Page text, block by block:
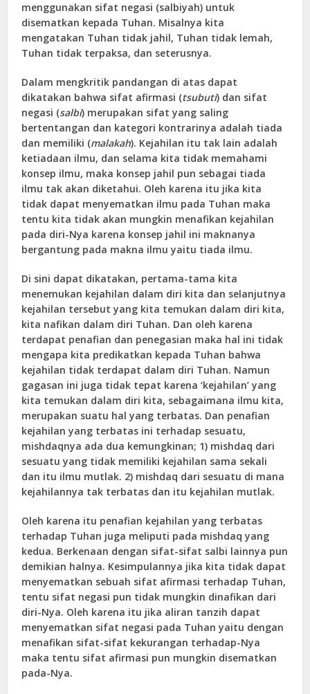
menggunakan sifat negasi (salbiyah) untuk
disematkan kepada Tuhan. Misalnya kita
mengatakan Tuhan tidak jahil, Tuhan tidak lemah,
Tuhan tidak terpaksa, dan seterusnya.
Dalam mengkritik pandangan di atas dapat
dikatakan bahwa sifat afirmasi (tsubuti) dan sifat
negasi (salbi) merupakan sifat yang saling
bertentangan dan kategori kontrarinya adalah tiada
dan memiliki (malakah). Kejahilan itu tak lain adalah
ketiadaan ilmu, dan selama kita tidak memahami
konsep ilmu, maka konsep jahil pun sebagai tiada
ilmu tak akan diketahui. Oleh karena itu jika kita
tidak dapat menyematkan ilmu pada Tuhan maka
tentu kita tidak akan mungkin menafikan kejahilan
pada diri-Nya karena konsep jahil ini maknanya
bergantung pada makna ilmu yaitu tiada ilmu.
Di sini dapat dikatakan, pertama-tama kita
menemukan kejahilan dalam diri kita dan selanjutnya
kejahilan tersebut yang kita temukan dalam diri kita,
kita nafikan dalam diri Tuhan. Dan oleh karena
terdapat penafian dan penegasian maka hal ini tidak
mengapa kita predikatkan kepada Tuhan bahwa
kejahilan tidak terdapat dalam diri Tuhan. Namun
gagasan ini juga tidak tepat karena ‘kejahilan’ yang
kita temukan dalam diri kita, sebagaimana ilmu kita,
merupakan suatu hal yang terbatas. Dan penafian
kejahilan yang terbatas ini terhadap sesuatu,
mishdaqnya ada dua kemungkinan; 1) mishdaq dari
sesuatu yang tidak memiliki kejahilan sama sekali
dan itu ilmu mutlak. 2) mishdaq dari sesuatu di mana
kejahilannya tak terbatas dan itu kejahilan mutlak.
Oleh karena itu penafian kejahilan yang terbatas
terhadap Tuhan juga meliputi pada mishdaq yang
kedua. Berkenaan dengan sifat-sifat salbi lainnya pun
demikian halnya. Kesimpulannya jika kita tidak dapat
menyematkan sebuah sifat afirmasi terhadap Tuhan,
tentu sifat negasi pun tidak mungkin dinafikan dari
diri-Nya. Oleh karena itu jika aliran tanzih dapat
menyematkan sifat negasi pada Tuhan yaitu dengan
menafikan sifat-sifat kekurangan terhadap-Nya
maka tentu sifat afirmasi pun mungkin disematkan
pada-Nya.